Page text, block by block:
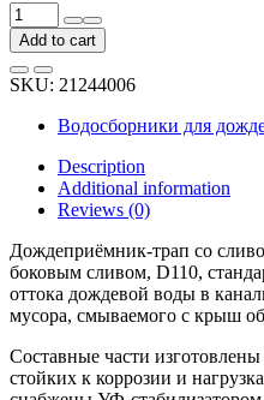
Дождеприёмник-
трап
со
сливом
из
крыши
Chudej
боковым
D110,
стандарт,
серый
325
quantity
Add to cart
SKU: 21244006
Водосборники для
Description
Additional information
Reviews (0)
Дождеприёмник-трап со
боковым сливом, D110,
оттока дождевой воды в
мусора, смываемого с крыш
Составные части
стойких к коррозии и